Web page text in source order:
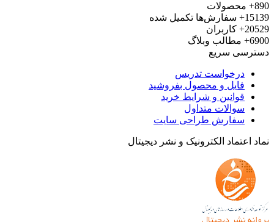
محصولات
سفارش‌ها تکمیل شده
کاربران
مطالب وبلاگ
سریع
درخواست تدریس
فایل و محصول بفروشید
قوانین و شرایط خرید
سوالات متداول
سفارش طراحی سایت
اعتماد الکترونیک و نشر دیجیتال